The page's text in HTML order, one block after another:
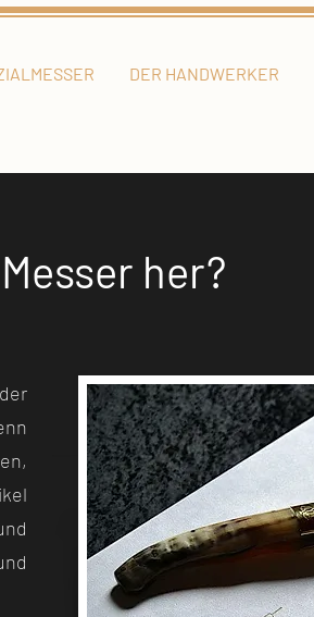
DER HANDWERKER
her?